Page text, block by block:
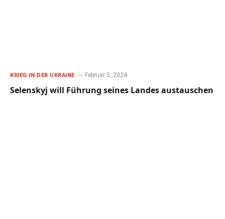
KRIEG IN DER UKRAINE Februar 5, 2024
Selenskyj will Führung seines Landes austauschen